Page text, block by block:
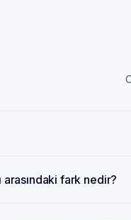
arasındaki fark nedir?